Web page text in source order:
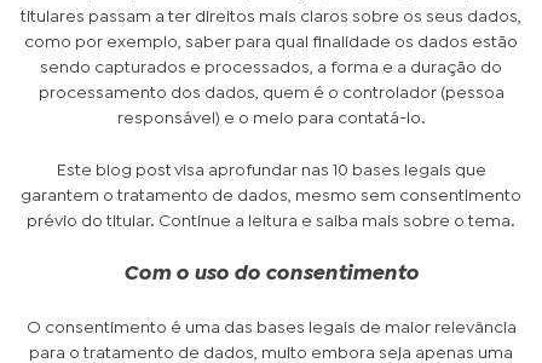
titulares passam a ter direitos mais claros sobre os seus dados,
como por exemplo, saber para qual finalidade os dados estão
sendo capturados e processados, a forma e a duração do
processamento dos dados, quem é o controlador (pessoa
responsável) e o meio para contatá-lo.
Este blog post visa aprofundar nas 10 bases legais que
garantem o tratamento de dados, mesmo sem consentimento
prévio do titular. Continue a leitura e saiba mais sobre o tema.
Com o uso do consentimento
O consentimento é uma das bases legais de maior relevância
para o tratamento de dados, muito embora seja apenas uma